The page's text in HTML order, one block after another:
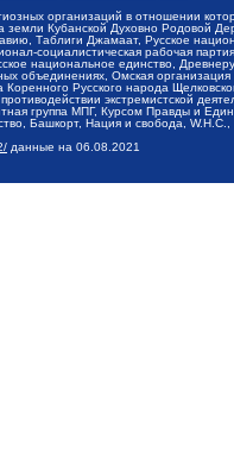
организаций в отношении
Кубанской Духовно Родовой
Таблиги Джамаат, Русское
социалистическая рабочая
национальное единство,
объединениях, Омская
Русского народа
экстремистской
группа МПГ, Курсом Правды и
Башкорт, Нация и свобода,
данные на 06.08.2021